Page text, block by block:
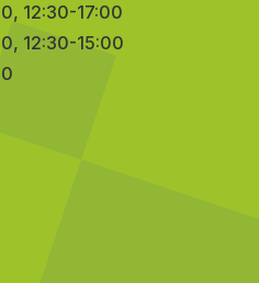
12:30-17:00
12:30-15:00